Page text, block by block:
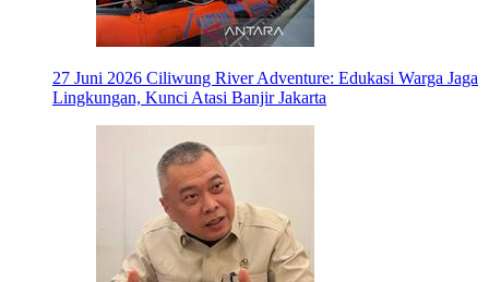
27 Juni 2026 Ciliwung River Adventure: Edukasi Warga Jaga
Lingkungan, Kunci Atasi Banjir Jakarta